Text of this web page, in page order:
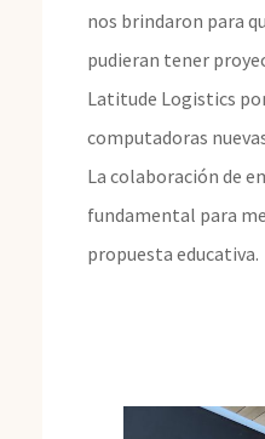
nos brindaron para
pudieran tener
Latitude Logistics
computadoras
La colaboración de
fundamental para
propuesta educativa.